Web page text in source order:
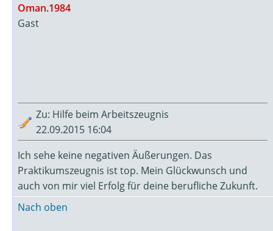
Oman.1984
Gast
Zu: Hilfe beim Arbeitszeugnis
22.09.2015 16:04
Ich sehe keine negativen Äußerungen. Das
Praktikumszeugnis ist top. Mein Glückwunsch und
auch von mir viel Erfolg für deine berufliche Zukunft.
Nach oben